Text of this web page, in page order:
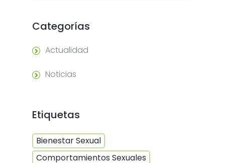
Categorías
Actualidad
Noticias
Etiquetas
Bienestar Sexual
Comportamientos Sexuales